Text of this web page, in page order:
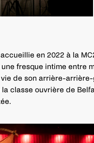
accueillie en 2022 à la
fresque intime entre
de son arrière-
classe ouvrière de